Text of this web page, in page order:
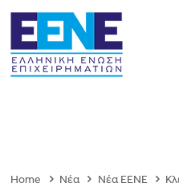
Home Νέα Νέα ΕΕΝΕ